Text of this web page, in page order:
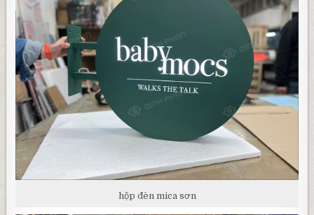
hộp đèn mica sơn